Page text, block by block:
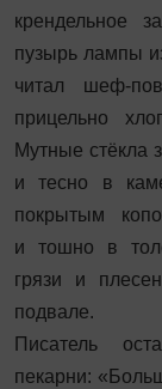
крендельное
пузырь лампы
читал шеф-
прицельно
Мутные стёкла
и тесно в
покрытым
и тошно в
грязи и
подвале.
Писатель
пекарни: